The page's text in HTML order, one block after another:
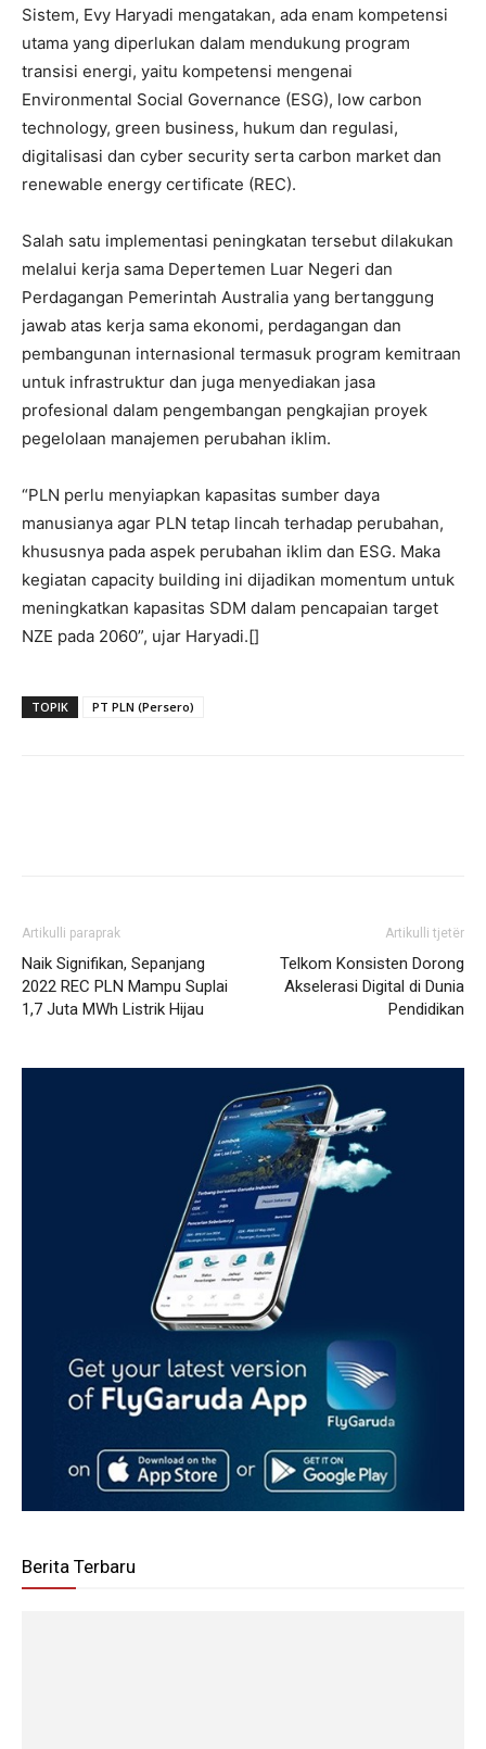
Sistem, Evy Haryadi mengatakan, ada enam kompetensi
utama yang diperlukan dalam mendukung program
transisi energi, yaitu kompetensi mengenai
Environmental Social Governance (ESG), low carbon
technology, green business, hukum dan regulasi,
digitalisasi dan cyber security serta carbon market dan
renewable energy certificate (REC).
Salah satu implementasi peningkatan tersebut dilakukan
melalui kerja sama Depertemen Luar Negeri dan
Perdagangan Pemerintah Australia yang bertanggung
jawab atas kerja sama ekonomi, perdagangan dan
pembangunan internasional termasuk program kemitraan
untuk infrastruktur dan juga menyediakan jasa
profesional dalam pengembangan pengkajian proyek
pegelolaan manajemen perubahan iklim.
“PLN perlu menyiapkan kapasitas sumber daya
manusianya agar PLN tetap lincah terhadap perubahan,
khususnya pada aspek perubahan iklim dan ESG. Maka
kegiatan capacity building ini dijadikan momentum untuk
meningkatkan kapasitas SDM dalam pencapaian target
NZE pada 2060”, ujar Haryadi.[]
TOPIK PT PLN (Persero)
Artikulli paraprak
Naik Signifikan, Sepanjang
2022 REC PLN Mampu Suplai
1,7 Juta MWh Listrik Hijau
Artikulli tjetër
Telkom Konsisten Dorong
Akselerasi Digital di Dunia
Pendidikan
Berita Terbaru